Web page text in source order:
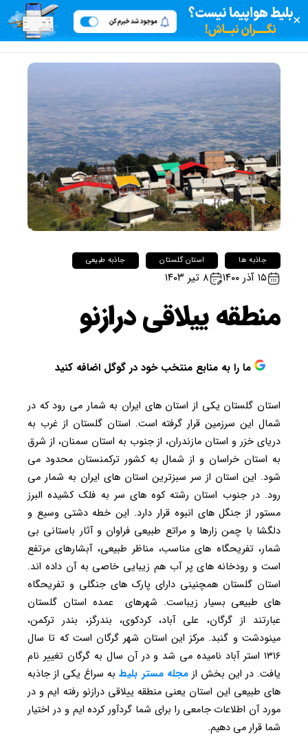
✕
جاذبه ها استان گلستان جاذبه طبیعی
۱۵ آذر ۱۴۰۰ ۸ تیر ۱۴۰۳
منطقه ییلاقی درازنو
ما را به منابع منتخب خود در گوگل اضافه کنید
استان گلستان یکی از استان های ایران به شمار می رود که در
شمال این سرزمین قرار گرفته است. استان گلستان از غرب به
دریای خزر و استان مازندران، از جنوب به استان سمنان، از شرق
به استان خراسان و از شمال به کشور ترکمنستان محدود می
شود. این استان از سر سبزترین استان های ایران به شمار می
رود. در جنوب استان رشته کوه های سر به فلک کشیده البرز
مستور از جنگل های انبوه قرار دارد. این خطه دشتی وسیع و
دلگشا با چمن زارها و مراتع طبیعی فراوان و آثار باستانی بی
شمار، تفریحگاه های مناسب، مناظر طبیعی، آبشارهای مرتفع
است و رودخانه های پر آب هم زیبایی خاصی به آن داده اند.
استان گلستان همچنینی دارای پارک های جنگلی و تفریحگاه
های طبیعی بسیار زیباست. شهرهای عمده استان گلستان
عبارتند از گرگان، علی آباد، کردکوی، بندرگز، بندر ترکمن،
مینودشت و گنبد. مرکز این استان شهر گرگان است که تا سال
۱۳۱۶ استر آباد نامیده می شد و در آن سال به گرگان تغییر نام
یافت. در این بخش ازمجله مستر بلیطبه سراغ یکی از جاذبه
های طبیعی این استان یعنی منطقه ییلاقی درازنو رفته ایم و در
مورد آن اطلاعات جامعی را برای شما گردآور کرده ایم و در اختیار
شما قرار می دهیم.